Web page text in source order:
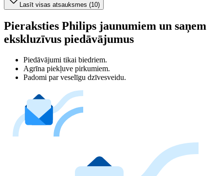
Lasīt visas atsauksmes (10)
Pieraksties Philips jaunumiem un saņem
ekskluzīvus piedāvājumus
Piedāvājumi tikai biedriem.
Agrīna piekļuve pirkumiem.
Padomi par veselīgu dzīvesveidu.